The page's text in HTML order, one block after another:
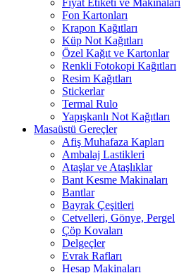
Fon Kartonları
Krapon Kağıtları
Küp Not Kağıtları
Özel Kağıt ve Kartonlar
Renkli Fotokopi Kağıtları
Resim Kağıtları
Stickerlar
Termal Rulo
Yapışkanlı Not Kağıtları
Masaüstü Gereçler
Afiş Muhafaza Kapları
Ambalaj Lastikleri
Ataşlar ve Ataşlıklar
Bant Kesme Makinaları
Bantlar
Bayrak Çeşitleri
Cetvelleri, Gönye, Pergel
Çöp Kovaları
Delgeçler
Evrak Rafları
Hesap Makinaları